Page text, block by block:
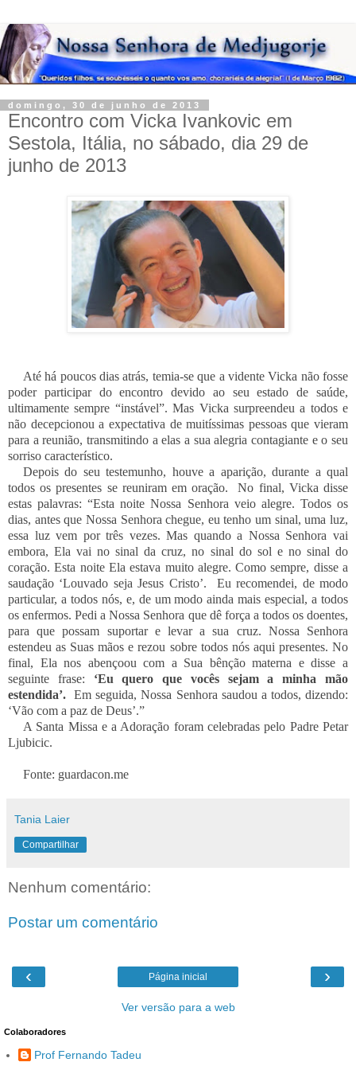
domingo, 30 de junho de 2013
Encontro com Vicka Ivankovic em
Sestola, Itália, no sábado, dia 29 de
junho de 2013
Até há poucos dias atrás, temia-se que a vidente Vicka não fosse
poder participar do encontro devido ao seu estado de saúde,
ultimamente sempre “instável”. Mas Vicka surpreendeu a todos e
não decepcionou a expectativa de muitíssimas pessoas que vieram
para a reunião, transmitindo a elas a sua alegria contagiante e o seu
sorriso característico.
Depois do seu testemunho, houve a aparição, durante a qual
todos os presentes se reuniram em oração. No final, Vicka disse
estas palavras: “Esta noite Nossa Senhora veio alegre. Todos os
dias, antes que Nossa Senhora chegue, eu tenho um sinal, uma luz,
essa luz vem por três vezes. Mas quando a Nossa Senhora vai
embora, Ela vai no sinal da cruz, no sinal do sol e no sinal do
coração. Esta noite Ela estava muito alegre. Como sempre, disse a
saudação ‘Louvado seja Jesus Cristo’. Eu recomendei, de modo
particular, a todos nós, e, de um modo ainda mais especial, a todos
os enfermos. Pedi a Nossa Senhora que dê força a todos os doentes,
para que possam suportar e levar a sua cruz. Nossa Senhora
estendeu as Suas mãos e rezou sobre todos nós aqui presentes. No
final, Ela nos abençoou com a Sua bênção materna e disse a
seguinte frase: ‘Eu quero que vocês sejam a minha mão
estendida’. Em seguida, Nossa Senhora saudou a todos, dizendo:
‘Vão com a paz de Deus’.”
A Santa Missa e a Adoração foram celebradas pelo Padre Petar
Ljubicic.
Fonte: guardacon.me
Tania Laier
Compartilhar
Nenhum comentário:
Postar um comentário
‹ ›
Página inicial
Ver versão para a web
Colaboradores
Prof Fernando Tadeu